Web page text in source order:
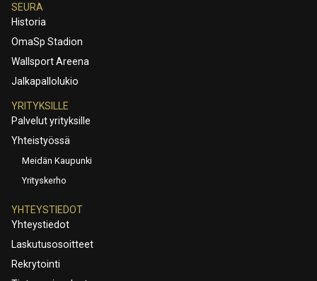
SEURA
Historia
OmaSp Stadion
Wallsport Areena
Jalkapallolukio
YRITYKSILLE
Palvelut yrityksille
Yhteistyössä
Meidän Kaupunki
Yrityskerho
YHTEYSTIEDOT
Yhteystiedot
Laskutusosoitteet
Rekrytointi